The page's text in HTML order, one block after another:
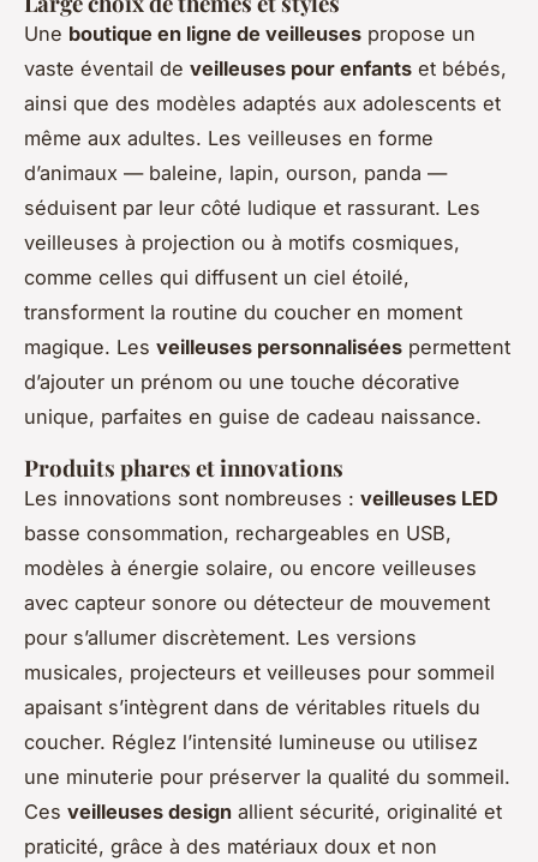
Une boutique en ligne de veilleuses propose un
vaste éventail de veilleuses pour enfants et bébés,
ainsi que des modèles adaptés aux adolescents et
même aux adultes. Les veilleuses en forme
d’animaux — baleine, lapin, ourson, panda —
séduisent par leur côté ludique et rassurant. Les
veilleuses à projection ou à motifs cosmiques,
comme celles qui diffusent un ciel étoilé,
transforment la routine du coucher en moment
magique. Les veilleuses personnalisées permettent
d’ajouter un prénom ou une touche décorative
unique, parfaites en guise de cadeau naissance.
Produits phares et innovations
Les innovations sont nombreuses : veilleuses LED
basse consommation, rechargeables en USB,
modèles à énergie solaire, ou encore veilleuses
avec capteur sonore ou détecteur de mouvement
pour s’allumer discrètement. Les versions
musicales, projecteurs et veilleuses pour sommeil
apaisant s’intègrent dans de véritables rituels du
coucher. Réglez l’intensité lumineuse ou utilisez
une minuterie pour préserver la qualité du sommeil.
Ces veilleuses design allient sécurité, originalité et
praticité, grâce à des matériaux doux et non